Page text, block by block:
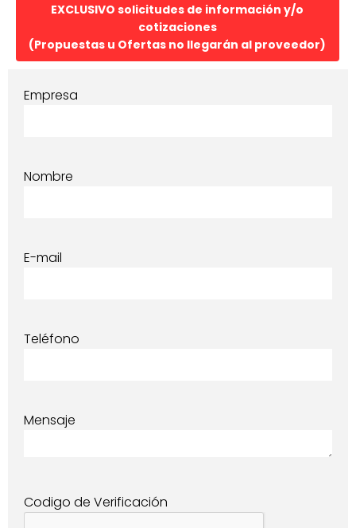
EXCLUSIVO solicitudes de información y/o
cotizaciones
(Propuestas u Ofertas no llegarán al proveedor)
Empresa
Nombre
E-mail
Teléfono
Mensaje
Codigo de Verificación